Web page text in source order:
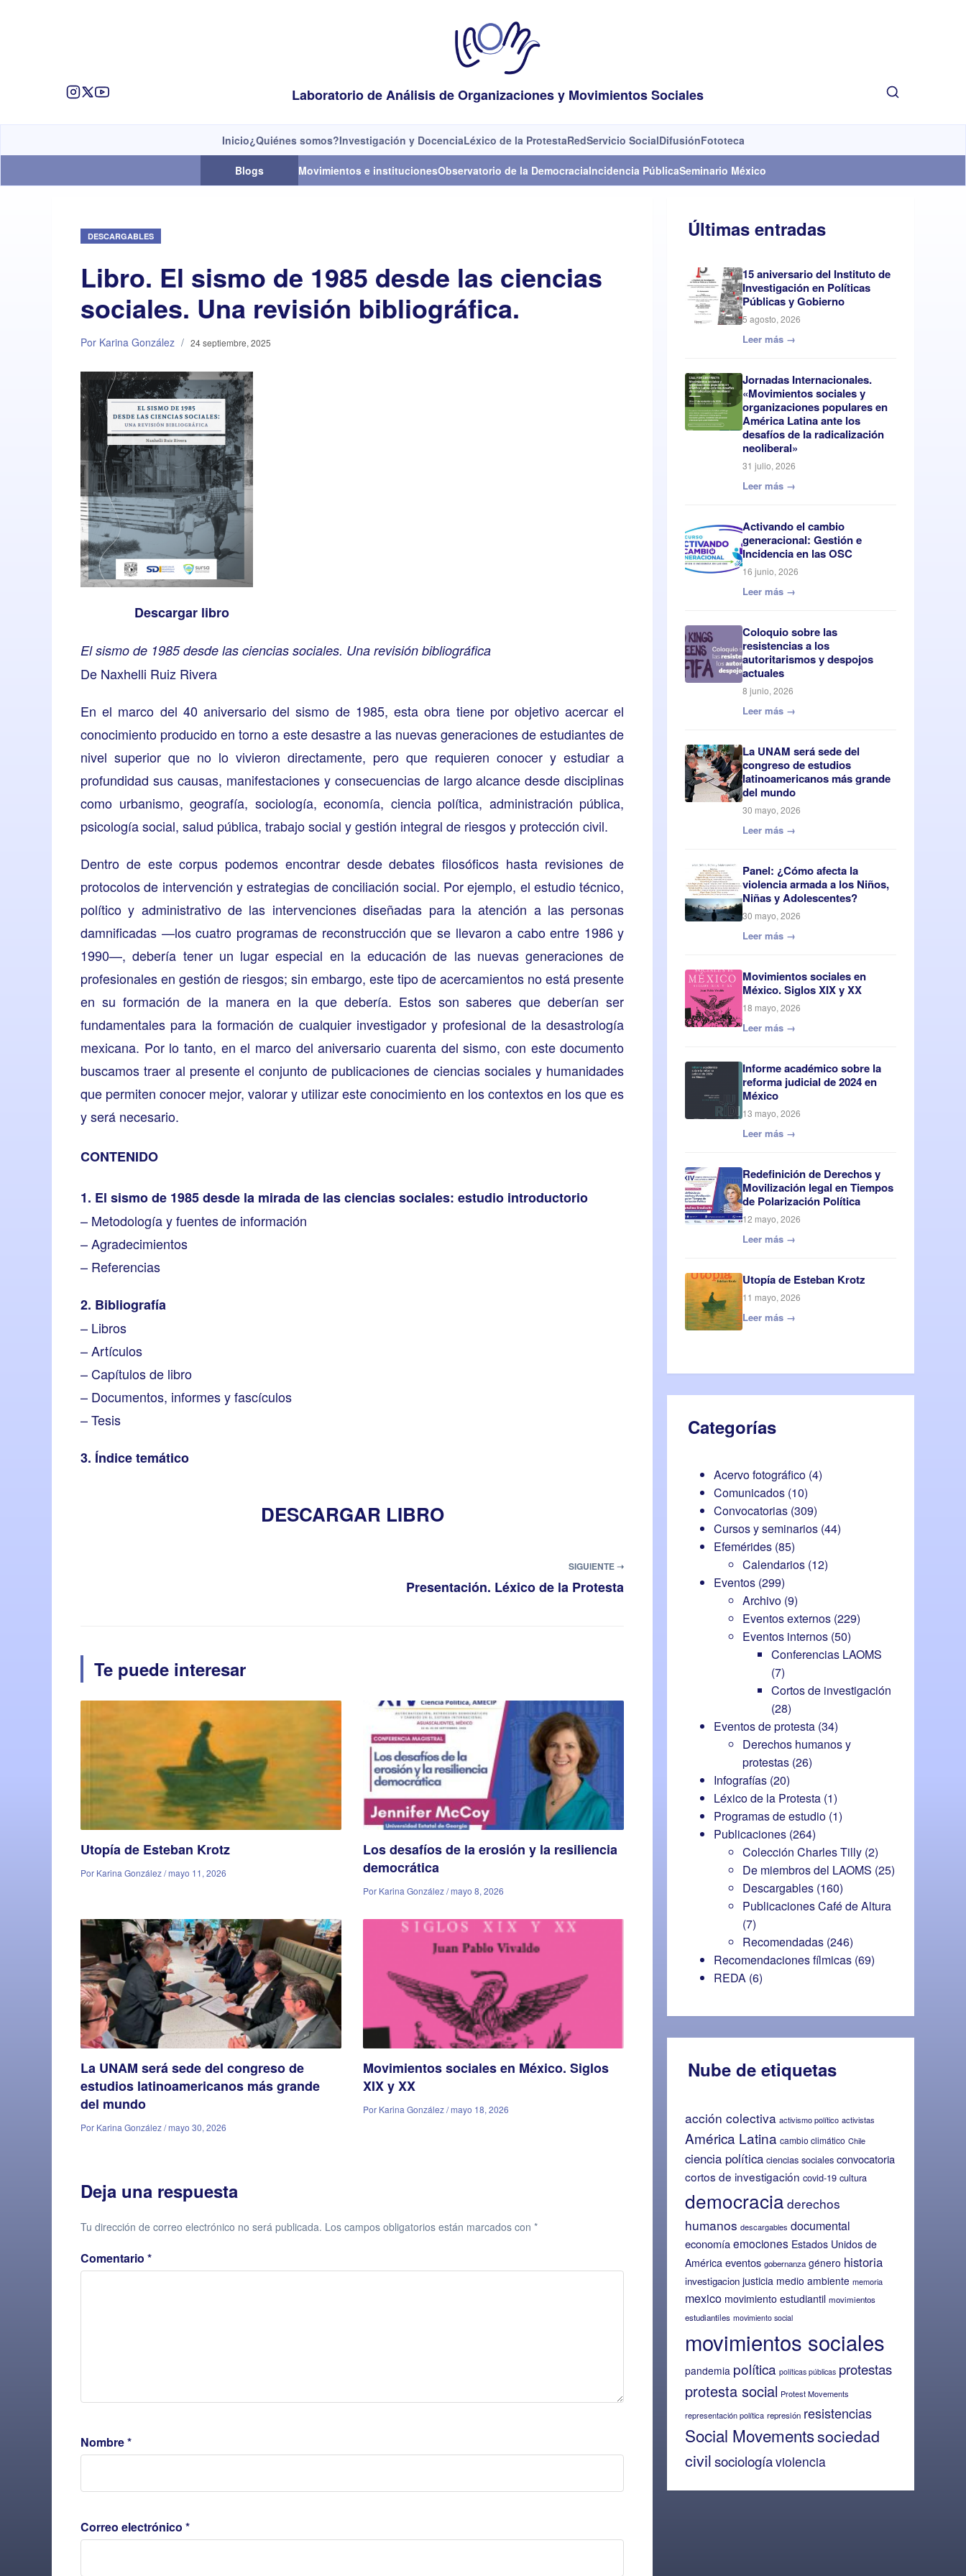
Laboratorio de Análisis de Organizaciones y Movimientos Sociales
Inicio¿Quiénes somos?Investigación y DocenciaLéxico de la ProtestaRedServicio SocialDifusiónFototeca
Blogs Movimientos e institucionesObservatorio de la DemocraciaIncidencia PúblicaSeminario México
DESCARGABLES
Libro. El sismo de 1985 desde las ciencias
sociales. Una revisión bibliográfica.
Por Karina González / 24 septiembre, 2025
Descargar libro
El sismo de 1985 desde las ciencias sociales. Una revisión bibliográfica
De Naxhelli Ruiz Rivera
En el marco del 40 aniversario del sismo de 1985, esta obra tiene por objetivo acercar el
conocimiento producido en torno a este desastre a las nuevas generaciones de estudiantes de
nivel superior que no lo vivieron directamente, pero que requieren conocer y estudiar a
profundidad sus causas, manifestaciones y consecuencias de largo alcance desde disciplinas
como urbanismo, geografía, sociología, economía, ciencia política, administración pública,
psicología social, salud pública, trabajo social y gestión integral de riesgos y protección civil.
Dentro de este corpus podemos encontrar desde debates filosóficos hasta revisiones de
protocolos de intervención y estrategias de conciliación social. Por ejemplo, el estudio técnico,
político y administrativo de las intervenciones diseñadas para la atención a las personas
damnificadas —los cuatro programas de reconstrucción que se llevaron a cabo entre 1986 y
1990—, debería tener un lugar especial en la educación de las nuevas generaciones de
profesionales en gestión de riesgos; sin embargo, este tipo de acercamientos no está presente
en su formación de la manera en la que debería. Estos son saberes que deberían ser
fundamentales para la formación de cualquier investigador y profesional de la desastrología
mexicana. Por lo tanto, en el marco del aniversario cuarenta del sismo, con este documento
buscamos traer al presente el conjunto de publicaciones de ciencias sociales y humanidades
que permiten conocer mejor, valorar y utilizar este conocimiento en los contextos en los que es
y será necesario.
CONTENIDO
1. El sismo de 1985 desde la mirada de las ciencias sociales: estudio introductorio
– Metodología y fuentes de información
– Agradecimientos
– Referencias
2. Bibliografía
– Libros
– Artículos
– Capítulos de libro
– Documentos, informes y fascículos
– Tesis
3. Índice temático
DESCARGAR LIBRO
SIGUIENTE ➝
Presentación. Léxico de la Protesta
Te puede interesar
Utopía de Esteban Krotz
Por Karina González / mayo 11, 2026
Los desafíos de la erosión y la resiliencia
democrática
Por Karina González / mayo 8, 2026
La UNAM será sede del congreso de
estudios latinoamericanos más grande
del mundo
Por Karina González / mayo 30, 2026
Movimientos sociales en México. Siglos
XIX y XX
Por Karina González / mayo 18, 2026
Deja una respuesta
Tu dirección de correo electrónico no será publicada. Los campos obligatorios están marcados con *
Comentario *
Nombre*
Correo electrónico *
Últimas entradas
15 aniversario del Instituto de
Investigación en Políticas
Públicas y Gobierno
5 agosto, 2026
Leer más →
Jornadas Internacionales.
«Movimientos sociales y
organizaciones populares en
América Latina ante los
desafíos de la radicalización
neoliberal»
31 julio, 2026
Leer más →
Activando el cambio
generacional: Gestión e
Incidencia en las OSC
16 junio, 2026
Leer más →
Coloquio sobre las
resistencias a los
autoritarismos y despojos
actuales
8 junio, 2026
Leer más →
La UNAM será sede del
congreso de estudios
latinoamericanos más grande
del mundo
30 mayo, 2026
Leer más →
Panel: ¿Cómo afecta la
violencia armada a los Niños,
Niñas y Adolescentes?
30 mayo, 2026
Leer más →
Movimientos sociales en
México. Siglos XIX y XX
18 mayo, 2026
Leer más →
Informe académico sobre la
reforma judicial de 2024 en
México
13 mayo, 2026
Leer más →
Redefinición de Derechos y
Movilización legal en Tiempos
de Polarización Política
12 mayo, 2026
Leer más →
Utopía de Esteban Krotz
11 mayo, 2026
Leer más →
Categorías
Acervo fotográfico (4)
Comunicados (10)
Convocatorias (309)
Cursos y seminarios (44)
Efemérides (85)
Calendarios (12)
Eventos (299)
Archivo (9)
Eventos externos (229)
Eventos internos (50)
Conferencias LAOMS
(7)
Cortos de investigación
(28)
Eventos de protesta (34)
Derechos humanos y
protestas (26)
Infografías (20)
Léxico de la Protesta (1)
Programas de estudio (1)
Publicaciones (264)
Colección Charles Tilly (2)
De miembros del LAOMS (25)
Descargables (160)
Publicaciones Café de Altura
(7)
Recomendadas (246)
Recomendaciones fílmicas (69)
REDA (6)
Nube de etiquetas
acción colectiva activismo político activistas
América Latina cambio climático Chile
ciencia política ciencias sociales convocatoria
cortos de investigación covid-19 cultura
democracia derechos
humanos descargables documental
economía emociones Estados Unidos de
América eventos gobernanza género historia
investigacion justicia medio ambiente memoria
mexico movimiento estudiantil movimientos
estudiantiles movimiento social
movimientos sociales
pandemia política políticas públicas protestas
protesta social Protest Movements
representación política represión resistencias
Social Movementssociedad
civilsociologíaviolencia